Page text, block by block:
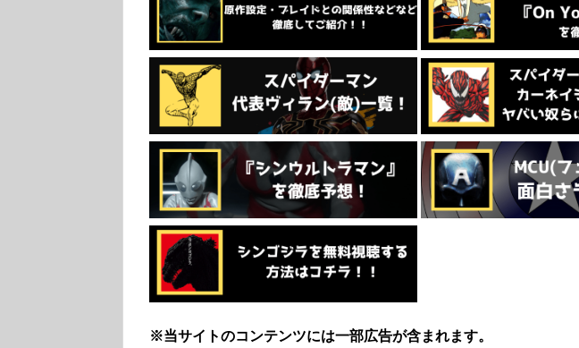
※当サイトのコンテンツには一部広告が含まれます。